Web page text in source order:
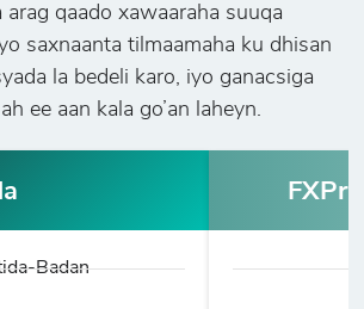
arag qaado xawaaraha suuqa
saxnaanta tilmaamaha ku dhisan
la bedeli karo, iyo ganacsiga
ee aan kala go’an laheyn.
Badan